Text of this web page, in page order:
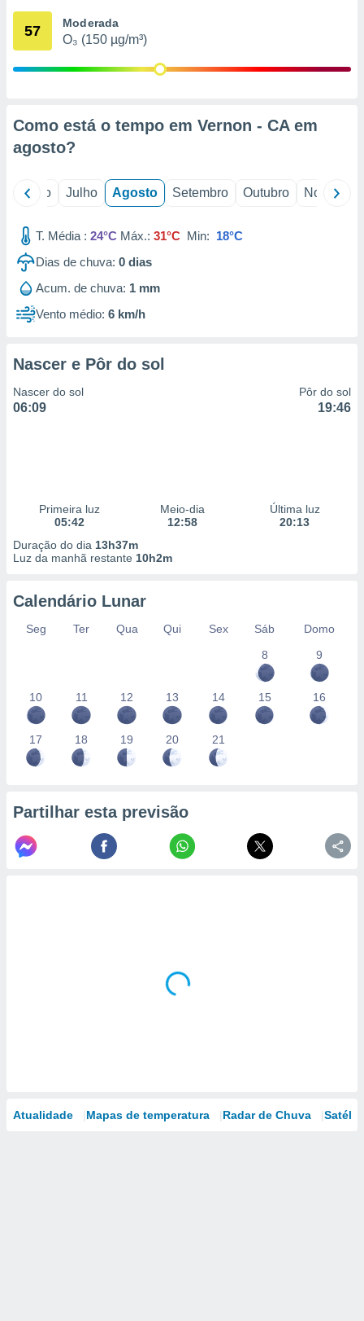
através
1199
57 Moderada
O₃ (150 µg/m³)
Como está o tempo em Vernon - CA em
agosto?
Junho Julho Agosto Setembro Outubro Novembro
T. Média : 24°C Máx.: 31°C Min: 18°C
Dias de chuva: 0 dias
Acum. de chuva: 1 mm
Vento médio: 6 km/h
Nascer e Pôr do sol
Nascer do sol
06:09
Pôr do sol
19:46
Primeira luz
05:42
Meio-dia
12:58
Última luz
20:13
Duração do dia 13h37m
Luz da manhã restante 10h2m
Calendário Lunar
Seg Ter Qua Qui Sex Sáb
Domo
8
9
10 11 12 13 14 15 16
17 18 19 20 21
Partilhar esta previsão
Atualidade Mapas de temperatura Radar de Chuva